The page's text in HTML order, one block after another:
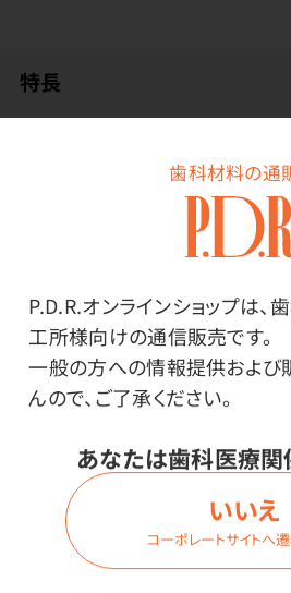
歯科材料の
P.D.R.オンラインショップは、
工所様向けの通信販売です。
一般の方への情報提供および
んので、ご了承ください。
あなたは歯科医療関
いいえ
コーポレートサイトへ
特長
歯面への施術にも安心して使用で
主成分にトレハロースを使用。ト
バイオフィルム、着色を優しく除去
粒子サイズ：約30μm
天然歯だけでなく矯正装置、補綴
安心してお使いいただけます。
リコール時のクリーニングに最適。
が極めて良好
デリケートな歯面や小児の軽いス
片手で開け閉めできるフリップキ
フレーバー：ナチュラル（無香料）